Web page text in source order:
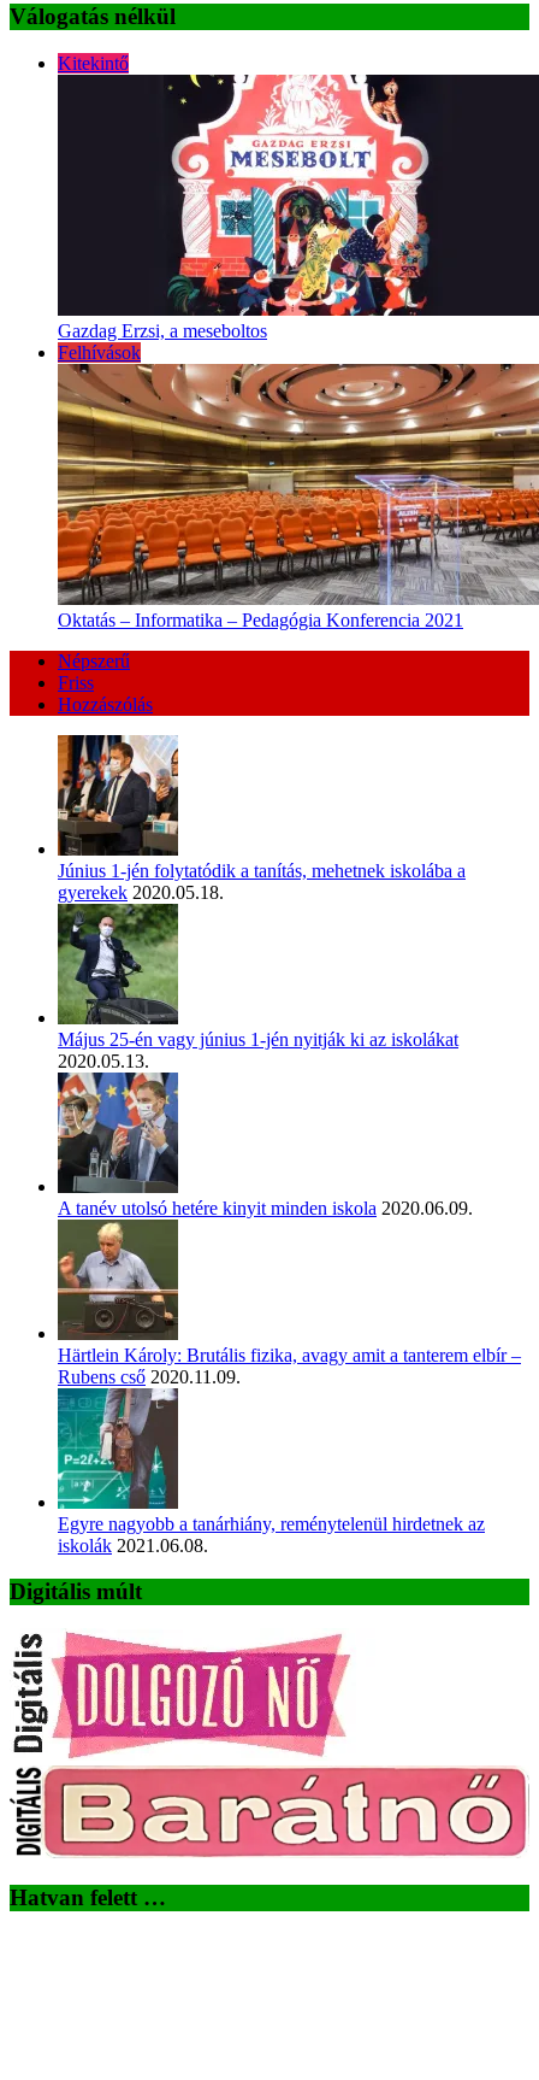
Válogatás nélkül
Kitekintő
Gazdag Erzsi, a meseboltos
Felhívások
Oktatás – Informatika – Pedagógia Konferencia 2021
Népszerű
Friss
Hozzászólás
Június 1-jén folytatódik a tanítás, mehetnek iskolába a
gyerekek 2020.05.18.
Május 25-én vagy június 1-jén nyitják ki az iskolákat
2020.05.13.
A tanév utolsó hetére kinyit minden iskola 2020.06.09.
Härtlein Károly: Brutális fizika, avagy amit a tanterem elbír –
Rubens cső 2020.11.09.
Egyre nagyobb a tanárhiány, reménytelenül hirdetnek az
iskolák 2021.06.08.
Digitális múlt
Hatvan felett …